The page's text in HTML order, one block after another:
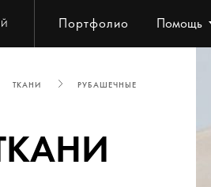
Портфолио Помощь
ТКАНИ
РУБАШЕЧНЫЕ